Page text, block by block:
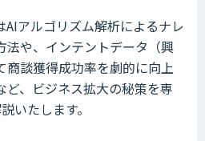
アルゴリズム解析によるナレ
法や、インテントデータ（興
商談獲得成功率を劇的に向上
ど、ビジネス拡大の秘策を専
いたします。